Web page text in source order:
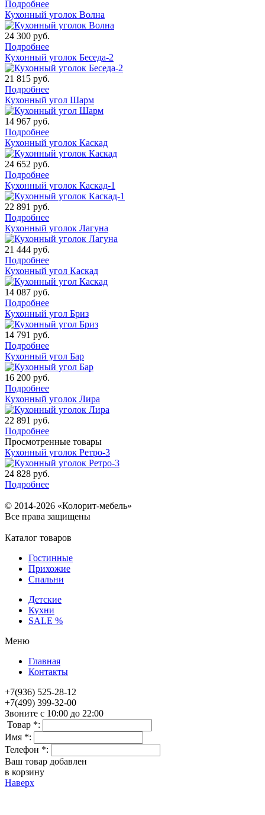
Подробнее
Кухонный уголок Волна
24 300 руб.
Подробнее
Кухонный уголок Беседа-2
21 815 руб.
Подробнее
Кухонный угол Шарм
14 967 руб.
Подробнее
Кухонный уголок Каскад
24 652 руб.
Подробнее
Кухонный уголок Каскад-1
22 891 руб.
Подробнее
Кухонный уголок Лагуна
21 444 руб.
Подробнее
Кухонный угол Каскад
14 087 руб.
Подробнее
Кухонный угол Бриз
14 791 руб.
Подробнее
Кухонный угол Бар
16 200 руб.
Подробнее
Кухонный уголок Лира
22 891 руб.
Подробнее
Просмотренные товары
Кухонный уголок Ретро-3
24 828 руб.
Подробнее
© 2014-2026 «Колорит-мебель»
Все права защищены
Каталог товаров
Гостинные
Прихожие
Спальни
Детские
Кухни
SALE %
Меню
Главная
Контакты
+7(936) 525-28-12
+7(499) 399-32-00
Звоните с 10:00 до 22:00
Товар *:
Имя *:
Телефон *:
Ваш товар добавлен
в корзину
Наверх